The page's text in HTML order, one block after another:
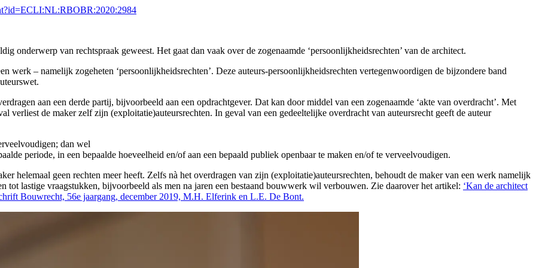
onderwerp van rechtspraak geweest. Het gaat dan vaak over de zogenaamde ‘persoonlijkheidsrechten’ van de architect.
werk – namelijk zogeheten ‘persoonlijkheidsrechten’. Deze auteurs-persoonlijkheidsrechten vertegenwoordigen de bijzondere band
aan een derde partij, bijvoorbeeld aan een opdrachtgever. Dat kan door middel van een zogenaamde ‘akte van overdracht’. Met
verliest de maker zelf zijn (exploitatie)auteursrechten. In geval van een gedeeltelijke overdracht van auteursrecht geeft de auteur
dan wel
periode, in een bepaalde hoeveelheid en/of aan een bepaald publiek openbaar te maken en/of te verveelvoudigen.
helemaal geen rechten meer heeft. Zelfs nà het overdragen van zijn (exploitatie)auteursrechten, behoudt de maker van een werk namelijk
lastige vraagstukken, bijvoorbeeld als men na jaren een bestaand bouwwerk wil verbouwen. Zie daarover het artikel: ‘Kan de architect
Bouwrecht, 56e jaargang, december 2019, M.H. Elferink en L.E. De Bont.